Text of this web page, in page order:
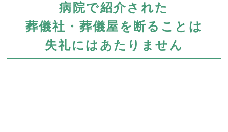
病院で紹介された
葬儀社・葬儀屋を断ることは
失礼にはあたりません